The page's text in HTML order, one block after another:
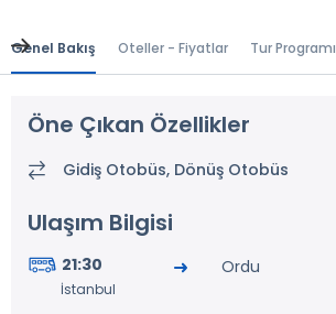
Genel Bakış Oteller - Fiyatlar Tur Programı
Öne Çıkan Özellikler
Gidiş Otobüs, Dönüş Otobüs
Ulaşım Bilgisi
21:30
İstanbul
Ordu